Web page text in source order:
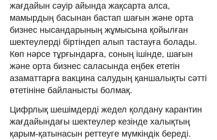
жағдайын сәуір айында жақсарта алса,
мамырдың басынан бастап шағын және орта
бизнес нысандарының жұмысына қойылған
шектеулерді біртіндеп алып тастауға болады.
Көп нәрсе тұрғындарға, соның ішінде, шағын
және орта бизнес саласында еңбек ететін
азаматтарға вакцина салудың қаншалықты сәтті
өтетініне байланысты болмақ.
Цифрлық шешімдерді жедел қолдану карантин
жағдайындағы шектеулер кезінде халықтың
қарым-қатынасын реттеуге мүмкіндік береді.